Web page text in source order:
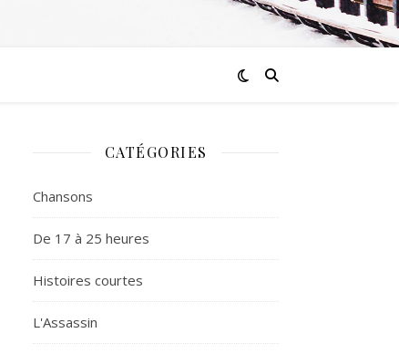
CATÉGORIES
Chansons
De 17 à 25 heures
Histoires courtes
L'Assassin